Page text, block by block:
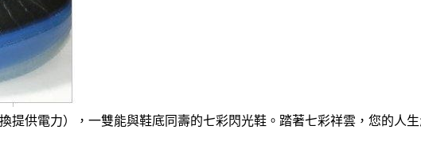
供電力），一雙能與鞋底同壽的七彩閃光鞋。踏著七彩祥雲，您的人生